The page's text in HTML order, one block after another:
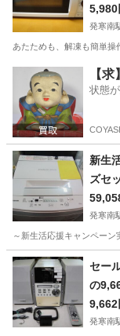
5,980
発寒南
あたためも、解凍も簡単
北海道 発
【
状態
新生
ズセ
15％
発寒南
～新生活応援キャンペー
北海道 札幌市 セー
の
レオ
9,662
発寒南